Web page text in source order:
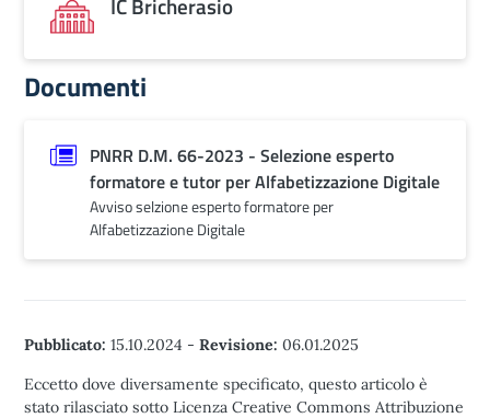
Documenti
PNRR D.M. 66-2023 - Selezione esperto
formatore e tutor per Alfabetizzazione Digitale
Avviso selzione esperto formatore per
Alfabetizzazione Digitale
Pubblicato: 15.10.2024 - Revisione: 06.01.2025
Eccetto dove diversamente specificato, questo articolo è
stato rilasciato sotto Licenza Creative Commons Attribuzione